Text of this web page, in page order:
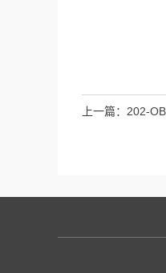
上一篇： 202-